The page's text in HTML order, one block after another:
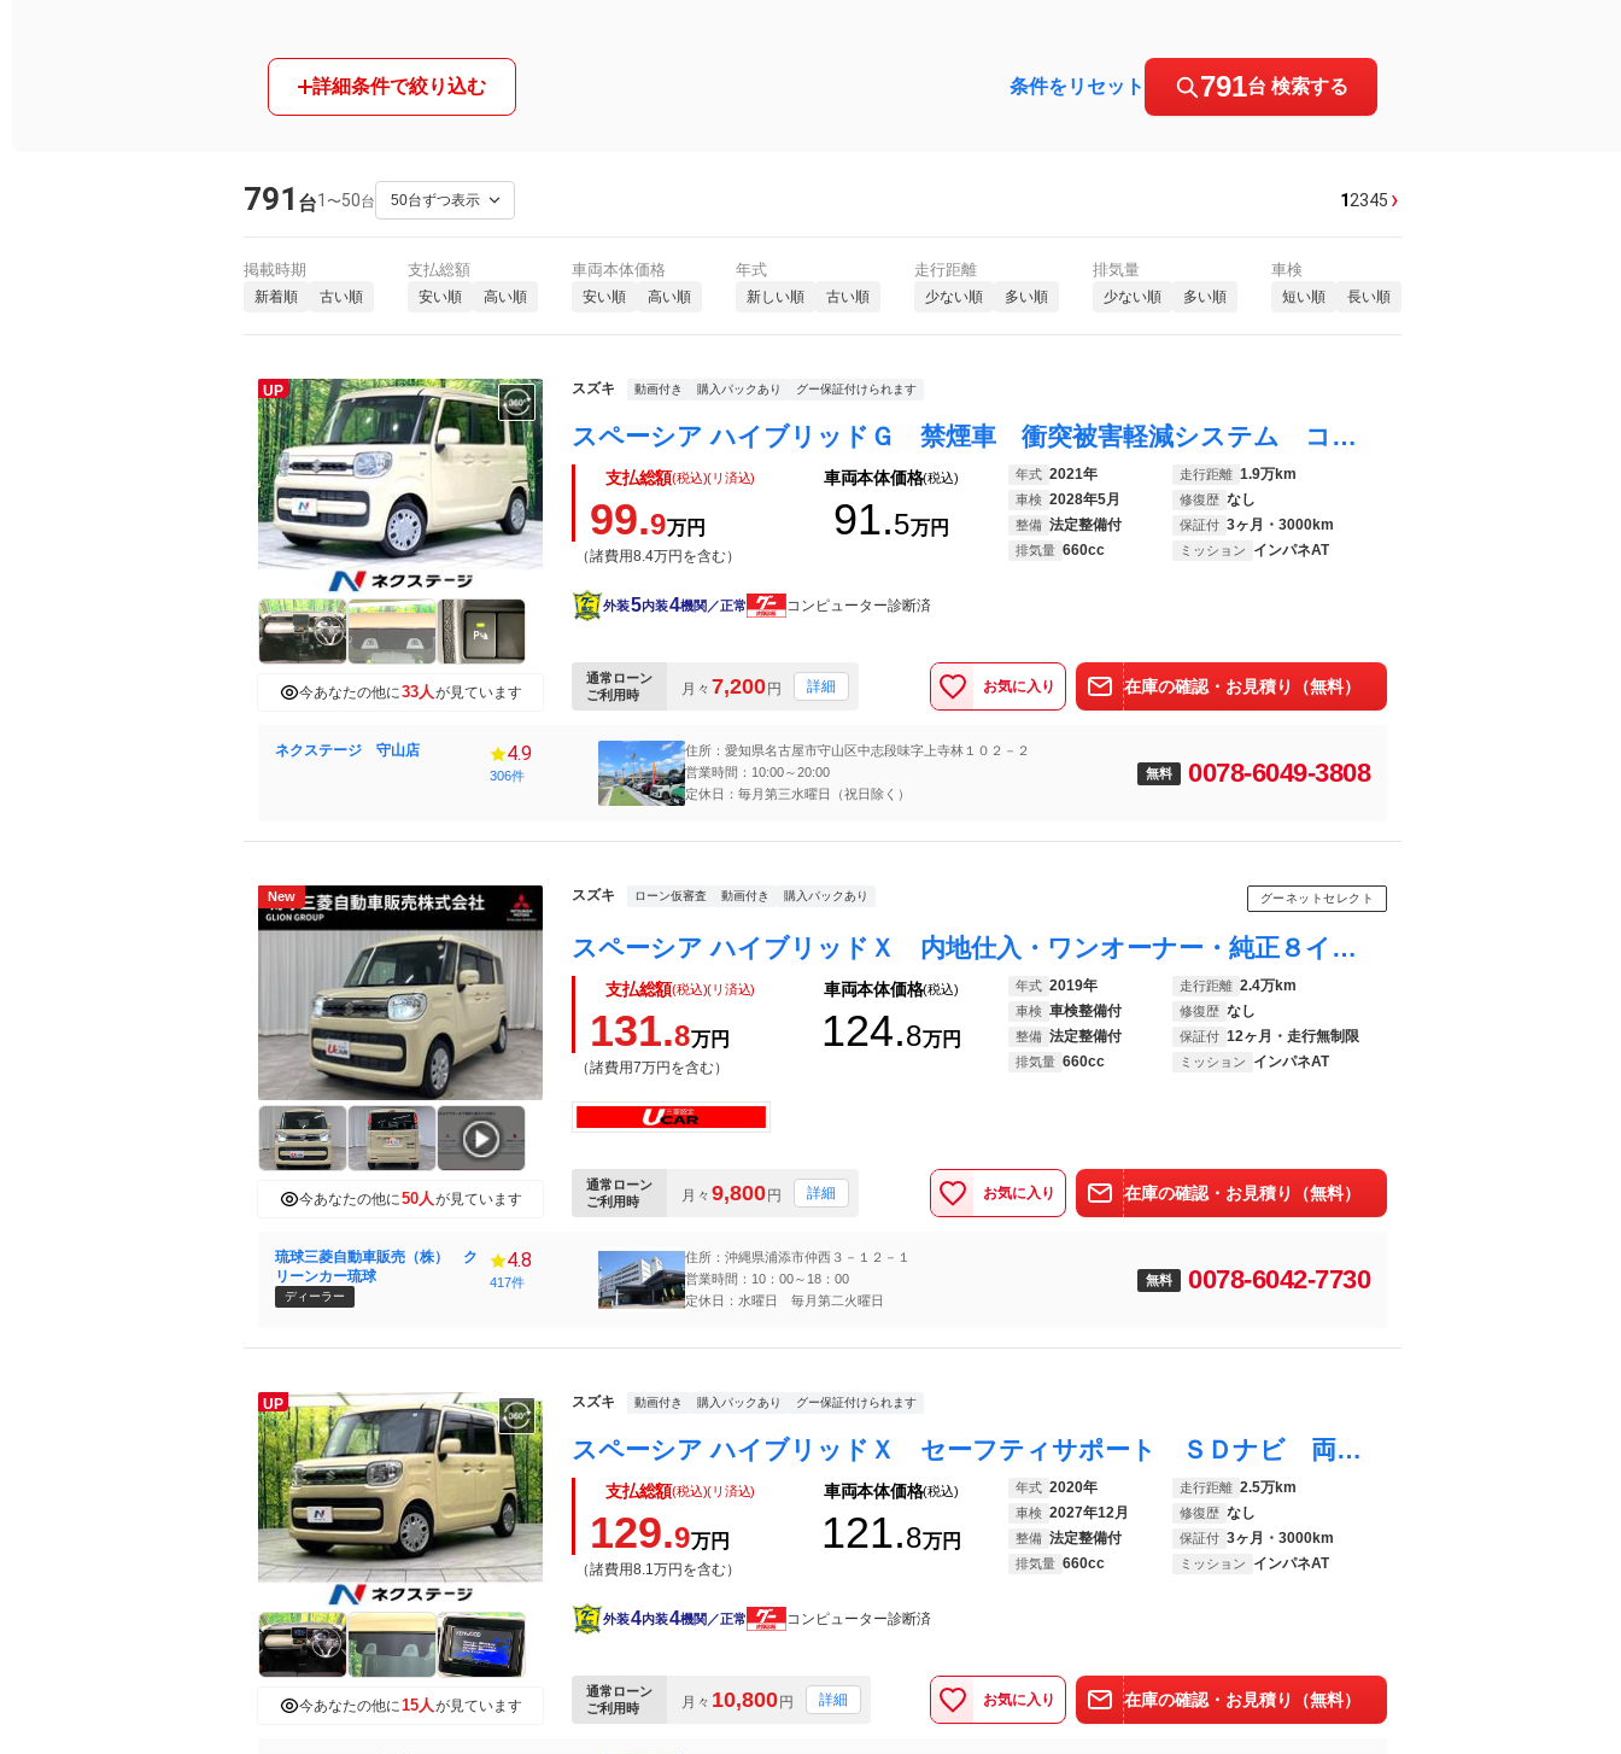
詳細条件で絞り込む 条件をリセット 791台 検索する
791 台1 〜50台 12345 ›
掲載時期
新着順 古い順
支払総額
安い順 高い順
車両本体価格
安い順 高い順
年式
新しい順 古い順
走行距離
少ない順 多い順
排気量
少ない順 多い順
車検
短い順 長い順
UP
今あなたの他に33人が見ています
スズキ 動画付き 購入パックあり グー保証付けられます
スペーシア ハイブリッドＧ 禁煙車 衝突被害軽減システム コーナーセンサー スマートキー ＥＴＣ 車線逸脱警報 オートライト オートエアコン ドライブレコーダー ファブリックシート アームレスト 電動格納ミラー
支払総額(税込)(リ済込)
99.9万円
（諸費用8.4万円を含む）
車両本体価格(税込)
91.5万円
年式 2021年 走行距離 1.9万km
車検 2028年5月 修復歴 なし
整備 法定整備付 保証付 3ヶ月・3000km
排気量 660cc ミッション インパネAT
外装5内装4機関／正常 コンピューター診断済
通常ローン
ご利用時
月々 7,200円 詳細 お気に入り 在庫の確認・お見積り（無料）
ネクステージ 守山店 4.9
306件
住所：愛知県名古屋市守山区中志段味字上寺林１０２－２
営業時間：10:00～20:00
定休日：毎月第三水曜日（祝日除く）
無料 0078-6049-3808
New
今あなたの他に50人が見ています
スズキ ローン仮審査 動画付き 購入パックあり グーネットセレクト
スペーシア ハイブリッドＸ 内地仕入・ワンオーナー・純正８インチナビ・ＴＶ・ＥＴＣ・アラウンドカメラ・ＬＥＤヘッドライト・ドラレコ・ヘッドアップディスプレイ・純正アルミ・衝突被害軽減ブレーキ・プッシュスタート・両電動スライドドア
支払総額(税込)(リ済込)
131.8万円
（諸費用7万円を含む）
車両本体価格(税込)
124.8万円
年式 2019年 走行距離 2.4万km
車検 車検整備付 修復歴 なし
整備 法定整備付 保証付 12ヶ月・走行無制限
排気量 660cc ミッション インパネAT
通常ローン
ご利用時
月々 9,800円 詳細 お気に入り 在庫の確認・お見積り（無料）
琉球三菱自動車販売（株） ク
リーンカー琉球
ディーラー
4.8
417件
住所：沖縄県浦添市仲西３－１２－１
営業時間：10：00～18：00
定休日：水曜日 毎月第二火曜日
無料 0078-6042-7730
UP
今あなたの他に15人が見ています
スズキ 動画付き 購入パックあり グー保証付けられます
スペーシア ハイブリッドＸ セーフティサポート ＳＤナビ 両側電動スライドドア バックカメラ ＥＴＣ ドライブレコーダー シートヒーター オートライト オートエアコン アイドリングストップ ヘッドライトレベライザー スマートキー
支払総額(税込)(リ済込)
129.9万円
（諸費用8.1万円を含む）
車両本体価格(税込)
121.8万円
年式 2020年 走行距離 2.5万km
車検 2027年12月 修復歴 なし
整備 法定整備付 保証付 3ヶ月・3000km
排気量 660cc ミッション インパネAT
外装4内装4機関／正常 コンピューター診断済
通常ローン
ご利用時
月々 10,800円 詳細 お気に入り 在庫の確認・お見積り（無料）